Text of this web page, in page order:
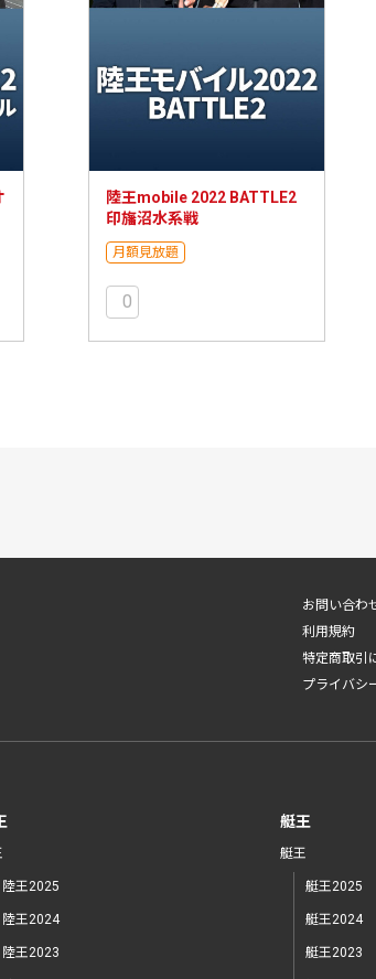
陸王mobile 2022 BATTLE2
印旛沼水系戦
月額見放題
0
お問い合わ
利用規約
特定商取引
プライバシ
陸王2025
陸王2024
陸王2023
艇王
艇王
艇王2025
艇王2024
艇王2023